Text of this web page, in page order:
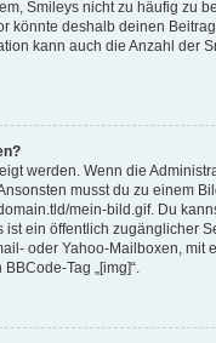
Smileys nicht zu häufig zu
könnte deshalb deinen
kann auch die Anzahl der
werden. Wenn die
musst du zu einem
mein-bild.gif. Du
ein öffentlich zugänglicher
oder Yahoo-Mailboxen, mit
Tag „[img]“.